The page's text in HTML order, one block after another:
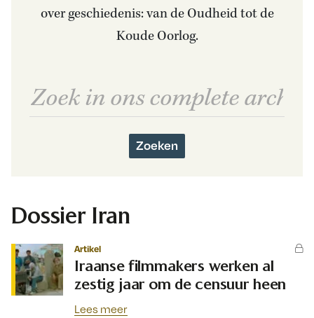
over geschiedenis: van de Oudheid tot de
Koude Oorlog.
Zoeken
Dossier Iran
Artikel
Iraanse filmmakers werken al
zestig jaar om de censuur heen
Lees meer